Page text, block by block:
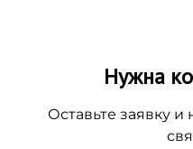
Нужна
Оставьте заявку